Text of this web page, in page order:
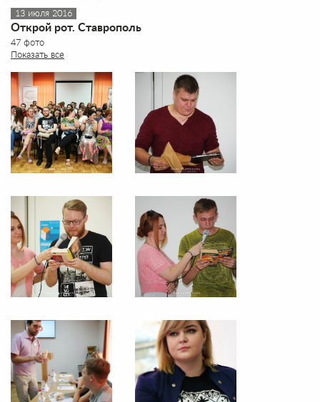
13 июля 2016
Открой рот. Ставрополь
47 фото
Показать все